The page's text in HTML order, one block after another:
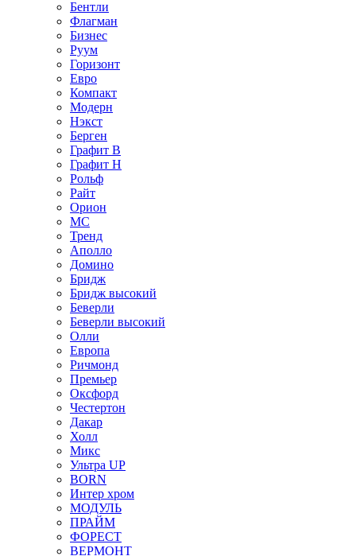
Бентли
Флагман
Бизнес
Руум
Горизонт
Евро
Компакт
Модерн
Нэкст
Берген
Графит В
Графит Н
Рольф
Райт
Орион
МС
Тренд
Аполло
Домино
Бридж
Бридж высокий
Беверли
Беверли высокий
Олли
Европа
Ричмонд
Премьер
Оксфорд
Честертон
Дакар
Холл
Микс
Ультра UP
BORN
Интер хром
МОДУЛЬ
ПРАЙМ
ФОРЕСТ
ВЕРМОНТ